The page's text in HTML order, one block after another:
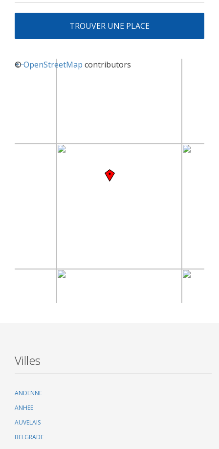
TROUVER UNE PLACE
+−
©OpenStreetMap contributors
Villes
ANDENNE
ANHEE
AUVELAIS
BELGRADE